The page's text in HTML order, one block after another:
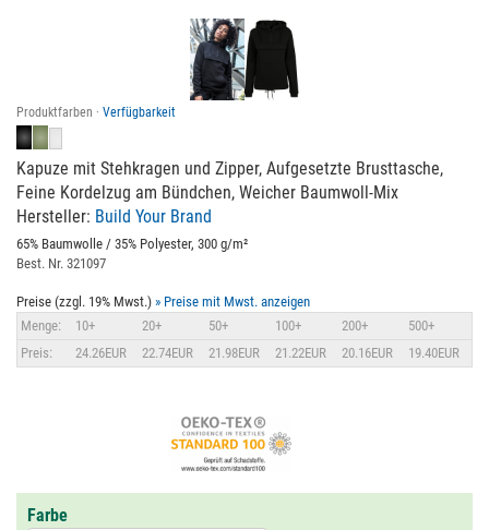
Produktfarben · Verfügbarkeit
Kapuze mit Stehkragen und Zipper, Aufgesetzte Brusttasche,
Feine Kordelzug am Bündchen, Weicher Baumwoll-Mix
Hersteller: Build Your Brand
65% Baumwolle / 35% Polyester, 300 g/m²
Best. Nr. 321097
Preise (zzgl. 19% Mwst.) » Preise mit Mwst. anzeigen
Menge:
10+ 20+ 50+ 100+ 200+
500+
Preis:
24.26EUR 22.74EUR 21.98EUR 21.22EUR 20.16EUR 19.40EUR
Farbe